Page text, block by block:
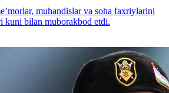
muhandislar va soha faxriylarini
kuni bilan muborakbod etdi.